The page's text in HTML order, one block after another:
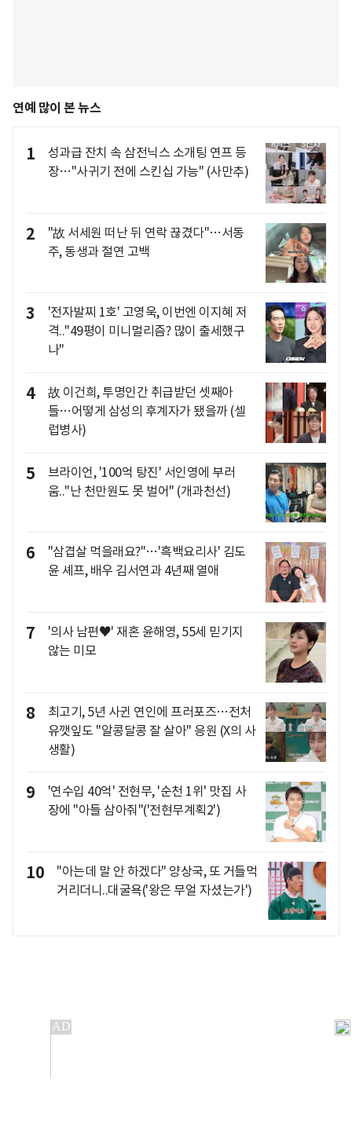
연예 많이 본 뉴스
1
성과급 잔치 속 삼전닉스 소개팅 연프 등
장…"사귀기 전에 스킨십 가능" (사만추)
2
"故 서세원 떠난 뒤 연락 끊겼다"…서동
주, 동생과 절연 고백
3
'전자발찌 1호' 고영욱, 이번엔 이지혜 저
격.."49평이 미니멀리즘? 많이 출세했구
나"
4
故 이건희, 투명인간 취급받던 셋째아
들…어떻게 삼성의 후계자가 됐을까 (셀
럽병사)
5
브라이언, '100억 탕진' 서인영에 부러
움.."난 천만원도 못 벌어" (개과천선)
6
"삼겹살 먹을래요?"…'흑백요리사' 김도
윤 셰프, 배우 김서연과 4년째 열애
7
'의사 남편♥' 재혼 윤해영, 55세 믿기지
않는 미모
8
최고기, 5년 사귄 연인에 프러포즈…전처
유깻잎도 "알콩달콩 잘 살아" 응원 (X의 사
생활)
9
'연수입 40억' 전현무, '순천 1위' 맛집 사
장에 "아들 삼아줘"('전현무계획2')
10
"아는데 말 안 하겠다" 양상국, 또 거들먹
거리더니..대굴욕('왕은 무얼 자셨는가')